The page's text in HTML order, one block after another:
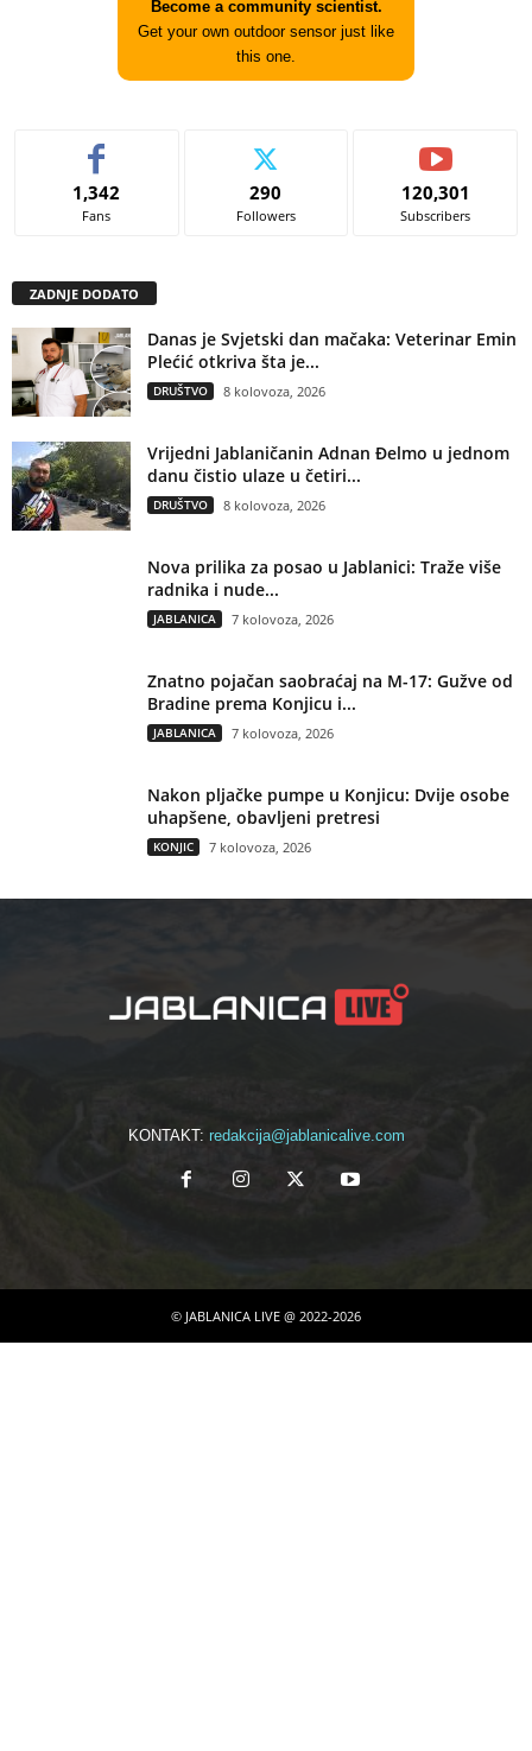
Become a community scientist.
Get your own outdoor sensor just like
this one.
1,342
Fans
290
Followers
120,301
Subscribers
ZADNJE DODATO
Danas je Svjetski dan mačaka: Veterinar Emin
Plećić otkriva šta je...
DRUŠTVO 8 kolovoza, 2026
Vrijedni Jablaničanin Adnan Đelmo u jednom
danu čistio ulaze u četiri...
DRUŠTVO 8 kolovoza, 2026
Nova prilika za posao u Jablanici: Traže više
radnika i nude...
JABLANICA 7 kolovoza, 2026
Znatno pojačan saobraćaj na M-17: Gužve od
Bradine prema Konjicu i...
JABLANICA 7 kolovoza, 2026
Nakon pljačke pumpe u Konjicu: Dvije osobe
uhapšene, obavljeni pretresi
KONJIC 7 kolovoza, 2026
KONTAKT: redakcija@jablanicalive.com
© JABLANICA LIVE @ 2022-2026